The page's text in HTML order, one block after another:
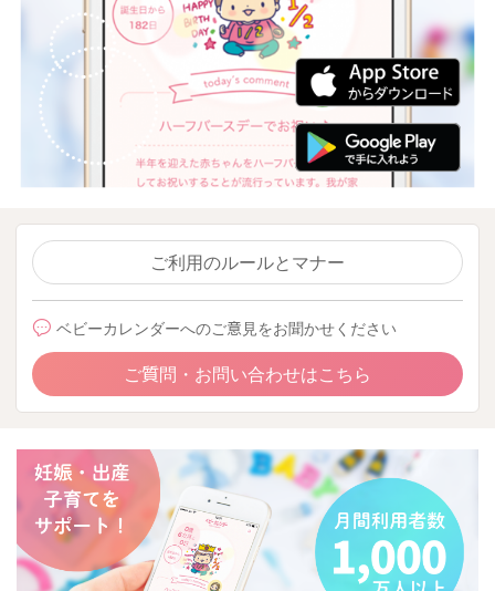
ご利用のルールとマナー
ベビーカレンダーへのご意見をお聞かせください
ご質問・お問い合わせはこちら